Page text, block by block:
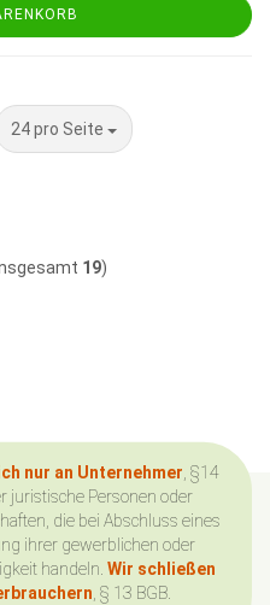
24 pro Seite
pro Seite
19)
nur an Unternehmer , §14
juristische Personen oder
die bei Abschluss eines
ihrer gewerblichen oder
handeln. Wir schließen
, § 13 BGB.